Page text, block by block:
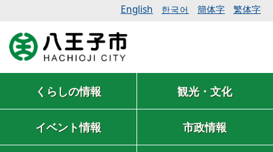
English 한국어 簡体字 繁体字
くらしの情報 観光・文化
イベント情報 市政情報